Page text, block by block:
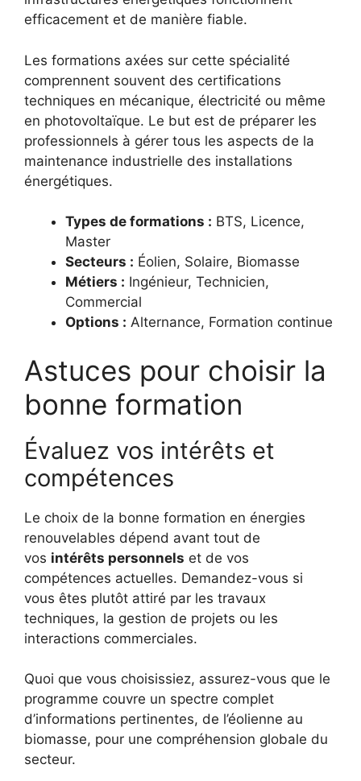
efficacement et de manière fiable.
Les formations axées sur cette spécialité
comprennent souvent des certifications
techniques en mécanique, électricité ou même
en photovoltaïque. Le but est de préparer les
professionnels à gérer tous les aspects de la
maintenance industrielle des installations
énergétiques.
Types de formations : BTS, Licence,
Master
Secteurs : Éolien, Solaire, Biomasse
Métiers : Ingénieur, Technicien,
Commercial
Options : Alternance, Formation continue
Astuces pour choisir la
bonne formation
Évaluez vos intérêts et
compétences
Le choix de la bonne formation en énergies
renouvelables dépend avant tout de
vos intérêts personnels et de vos
compétences actuelles. Demandez-vous si
vous êtes plutôt attiré par les travaux
techniques, la gestion de projets ou les
interactions commerciales.
Quoi que vous choisissiez, assurez-vous que le
programme couvre un spectre complet
d’informations pertinentes, de l’éolienne au
biomasse, pour une compréhension globale du
secteur.